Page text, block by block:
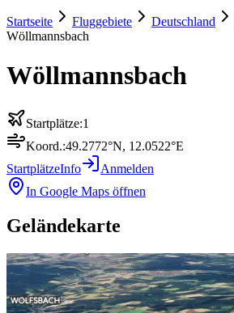
Startseite Fluggebiete Deutschland
Wöllmannsbach
Wöllmannsbach
Startplätze:1
Koord.:49.2772°N, 12.0522°E
StartplätzeInfo
Anmelden
In Google Maps öffnen
Geländekarte